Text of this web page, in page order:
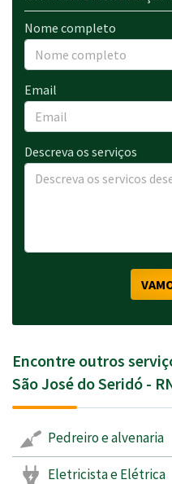
Nome completo
Email
Descreva os serviços
Encontre outros
São José do Seridó -
Pedreiro e alvenaria
Eletricista e Elétrica